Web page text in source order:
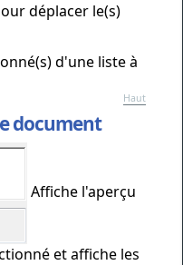
déplacer le(s)
d'une liste à
Haut
document
Affiche l'aperçu
et affiche les